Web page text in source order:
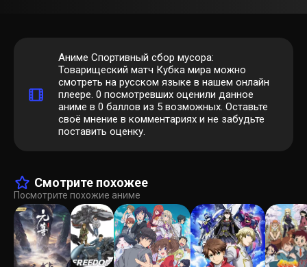
Аниме Спортивный сбор мусора:
Товарищеский матч Кубка мира можно
смотреть на русском языке в нашем онлайн
плеере. 0 посмотревших оценили данное
аниме в 0 баллов из 5 возможных. Оставьте
своё мнение в комментариях и не забудьте
поставить оценку.
Смотрите похожее
Посмотрите похожие аниме